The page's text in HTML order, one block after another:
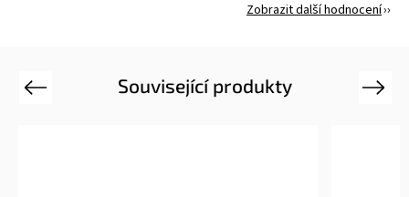
Zobrazit další hodnocení
Související produkty
Previous Next